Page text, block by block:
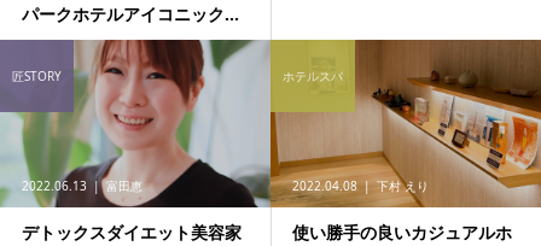
パークホテルアイコニック...
2022.06.13 富田恵
デトックスダイエット美容家
匠STORY
2022.04.08 下村 えり
使い勝手の良いカジュアルホ
ホテルスパ